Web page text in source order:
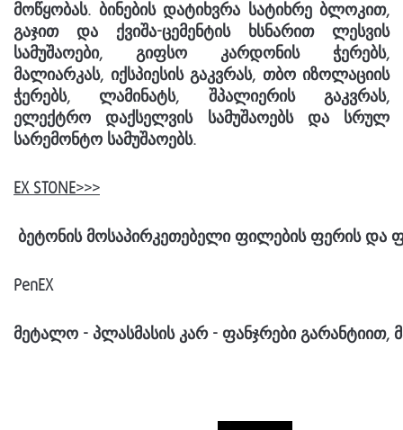
მოწყობას. ბინების დატიხვრა სატიხრე ბლოკით,
გაჯით და ქვიშა-ცემენტის ხსნარით ლესვის
სამუშაოები, გიფსო კარდონის ჭერებს,
მალიარკას, იქსპიესის გაკვრას, თბო იზოლაციის
ჭერებს, ლამინატს, შპალიერის გაკვრას,
ელექტრო დაქსელვის სამუშაოებს და სრულ
სარემონტო სამუშაოებს.
EX STONE>>>
ბეტონის მოსაპირკეთებელი ფილების ფერის და
PenEX
მეტალო - პლასმასის კარ- ფანჯრები გარანტიით,